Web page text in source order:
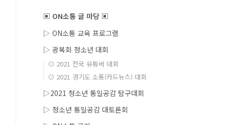
▣ ON소통 글 마당 ▣
▷ ON소통 교육 프로그램
▷ 광복회 청소년 대회
⊙ 2021 전국 유튜버 대회
⊙ 2021 경기도 소통(카드뉴스) 대회
▷2021 청소년 통일공감 탐구대회
▷ 청소년 통일공감 대토론회